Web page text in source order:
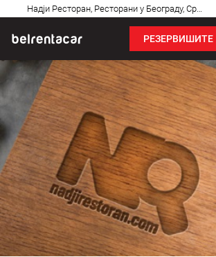
Надји Ресторан, Ресторани у Београду, Србија, најбољи
РЕЗЕРВИШИТЕ
Изнајмљивање возила
Цене
Услови најма
О нама
Најчешћа питања
Блог